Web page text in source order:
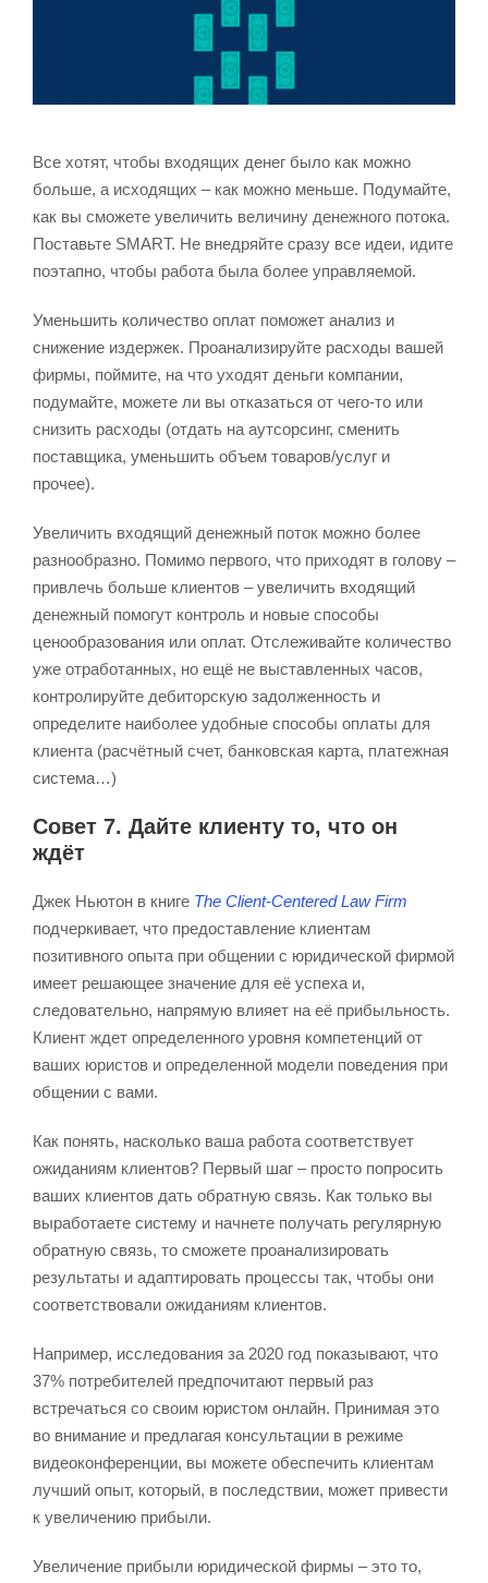
Все хотят, чтобы входящих денег было как можно
больше, а исходящих – как можно меньше. Подумайте,
как вы сможете увеличить величину денежного потока.
Поставьте SMART. Не внедряйте сразу все идеи, идите
поэтапно, чтобы работа была более управляемой.
Уменьшить количество оплат поможет анализ и
снижение издержек. Проанализируйте расходы вашей
фирмы, поймите, на что уходят деньги компании,
подумайте, можете ли вы отказаться от чего-то или
снизить расходы (отдать на аутсорсинг, сменить
поставщика, уменьшить объем товаров/услуг и
прочее).
Увеличить входящий денежный поток можно более
разнообразно. Помимо первого, что приходят в голову –
привлечь больше клиентов – увеличить входящий
денежный помогут контроль и новые способы
ценообразования или оплат. Отслеживайте количество
уже отработанных, но ещё не выставленных часов,
контролируйте дебиторскую задолженность и
определите наиболее удобные способы оплаты для
клиента (расчётный счет, банковская карта, платежная
система…)
Совет 7. Дайте клиенту то, что он
ждёт
Джек Ньютон в книге The Client-Centered Law Firm
подчеркивает, что предоставление клиентам
позитивного опыта при общении с юридической фирмой
имеет решающее значение для её успеха и,
следовательно, напрямую влияет на её прибыльность.
Клиент ждет определенного уровня компетенций от
ваших юристов и определенной модели поведения при
общении с вами.
Как понять, насколько ваша работа соответствует
ожиданиям клиентов? Первый шаг – просто попросить
ваших клиентов дать обратную связь. Как только вы
выработаете систему и начнете получать регулярную
обратную связь, то сможете проанализировать
результаты и адаптировать процессы так, чтобы они
соответствовали ожиданиям клиентов.
Например, исследования за 2020 год показывают, что
37% потребителей предпочитают первый раз
встречаться со своим юристом онлайн. Принимая это
во внимание и предлагая консультации в режиме
видеоконференции, вы можете обеспечить клиентам
лучший опыт, который, в последствии, может привести
к увеличению прибыли.
Увеличение прибыли юридической фирмы – это то,